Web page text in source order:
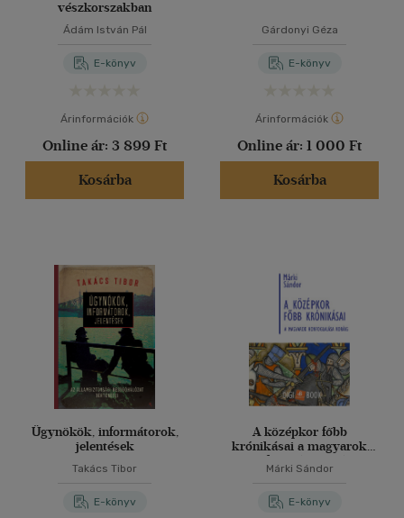
vészkorszakban
Ádám István Pál
E-könyv
Árinformációk
Online ár: 3 899 Ft
Kosárba
Gárdonyi Géza
E-könyv
Árinformációk
Online ár: 1 000 Ft
Kosárba
Ügynökök, informátorok,
jelentések
Takács Tibor
E-könyv
A középkor főbb
krónikásai a magyarok
honfoglalása koráig
Márki Sándor
E-könyv